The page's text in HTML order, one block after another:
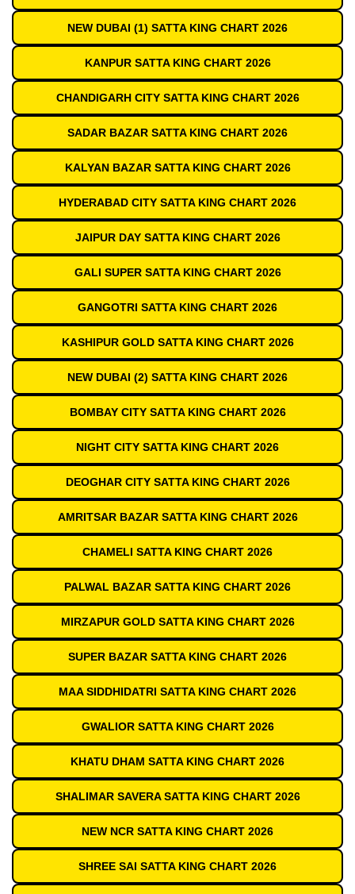
NEW DUBAI (1) SATTA KING CHART 2026
KANPUR SATTA KING CHART 2026
CHANDIGARH CITY SATTA KING CHART 2026
SADAR BAZAR SATTA KING CHART 2026
KALYAN BAZAR SATTA KING CHART 2026
HYDERABAD CITY SATTA KING CHART 2026
JAIPUR DAY SATTA KING CHART 2026
GALI SUPER SATTA KING CHART 2026
GANGOTRI SATTA KING CHART 2026
KASHIPUR GOLD SATTA KING CHART 2026
NEW DUBAI (2) SATTA KING CHART 2026
BOMBAY CITY SATTA KING CHART 2026
NIGHT CITY SATTA KING CHART 2026
DEOGHAR CITY SATTA KING CHART 2026
AMRITSAR BAZAR SATTA KING CHART 2026
CHAMELI SATTA KING CHART 2026
PALWAL BAZAR SATTA KING CHART 2026
MIRZAPUR GOLD SATTA KING CHART 2026
SUPER BAZAR SATTA KING CHART 2026
MAA SIDDHIDATRI SATTA KING CHART 2026
GWALIOR SATTA KING CHART 2026
KHATU DHAM SATTA KING CHART 2026
SHALIMAR SAVERA SATTA KING CHART 2026
NEW NCR SATTA KING CHART 2026
SHREE SAI SATTA KING CHART 2026